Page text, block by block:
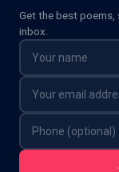
Get the best poems,
inbox.